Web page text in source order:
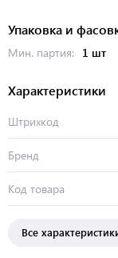
Упаковка и
Мин. партия: 1 шт
Характеристики
Штрихкод
Бренд
Код товара
Все